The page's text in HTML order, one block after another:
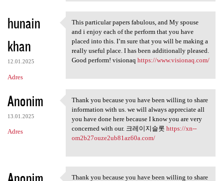
hunain
khan
12.01.2025
Adres
This particular papers
This particular papers fabulous, and My spouse
and i enjoy each of the perform that you have
placed into this. I’m sure that you will be making a
really useful place. I has been additionally pleased.
Good perform! visionaq https://www.visionaq.com/
Anonim
13.01.2025
Adres
Thank you because you have
Thank you because you have been willing to share
information with us. we will always appreciate all
you have done here because I know you are very
concerned with our. 크레이지슬롯 https://xn--
om2b27ouze2ub81az60a.com/
Thank you because you have been willing to share